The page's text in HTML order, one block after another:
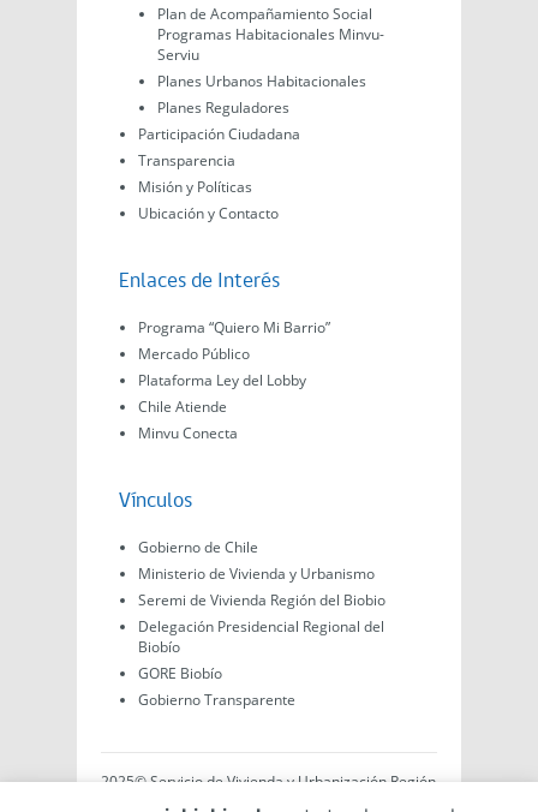
Plan de Acompañamiento Social
Programas Habitacionales Minvu-
Serviu
Planes Urbanos Habitacionales
Planes Reguladores
Participación Ciudadana
Transparencia
Misión y Políticas
Ubicación y Contacto
Enlaces de Interés
Programa “Quiero Mi Barrio”
Mercado Público
Plataforma Ley del Lobby
Chile Atiende
Minvu Conecta
Vínculos
Gobierno de Chile
Ministerio de Vivienda y Urbanismo
Seremi de Vivienda Región del Biobio
Delegación Presidencial Regional del
Biobío
GORE Biobío
Gobierno Transparente
2025© Servicio de Vivienda y Urbanización Región